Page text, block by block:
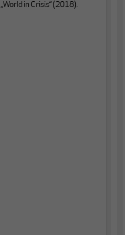
„World in Crisis“ (2018).